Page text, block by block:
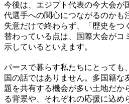
今後は、エジプト代表の今大会が
代選手への関心につながるのかも
失意だけで終わらず、「歴史をつ
替わっている点は、国際大会がコ
示しているといえます。
パースで暮らす私たちにとっても
国の話ではありません。多国籍な
題を共有する機会が多い土地だか
る背景や、それぞれの応援に込め